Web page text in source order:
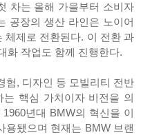
차는 올해 가을부터 소비자
공장의 생산 라인은 노이어
체제로 전환된다. 이 전환 과
화 작업도 함께 진행한다.
험, 디자인 등 모빌리티 전반
핵심 가치이자 비전을 의
1960년대 BMW의 혁신을 이
용됐으며 현재는 BMW 브랜